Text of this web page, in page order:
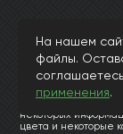
© Интернет
Информация,
исключительно
обстоятельствах и
подпадающей под
Заранее просим
некоторых
цвета и некоторые
На нашем
файлы.
применения.